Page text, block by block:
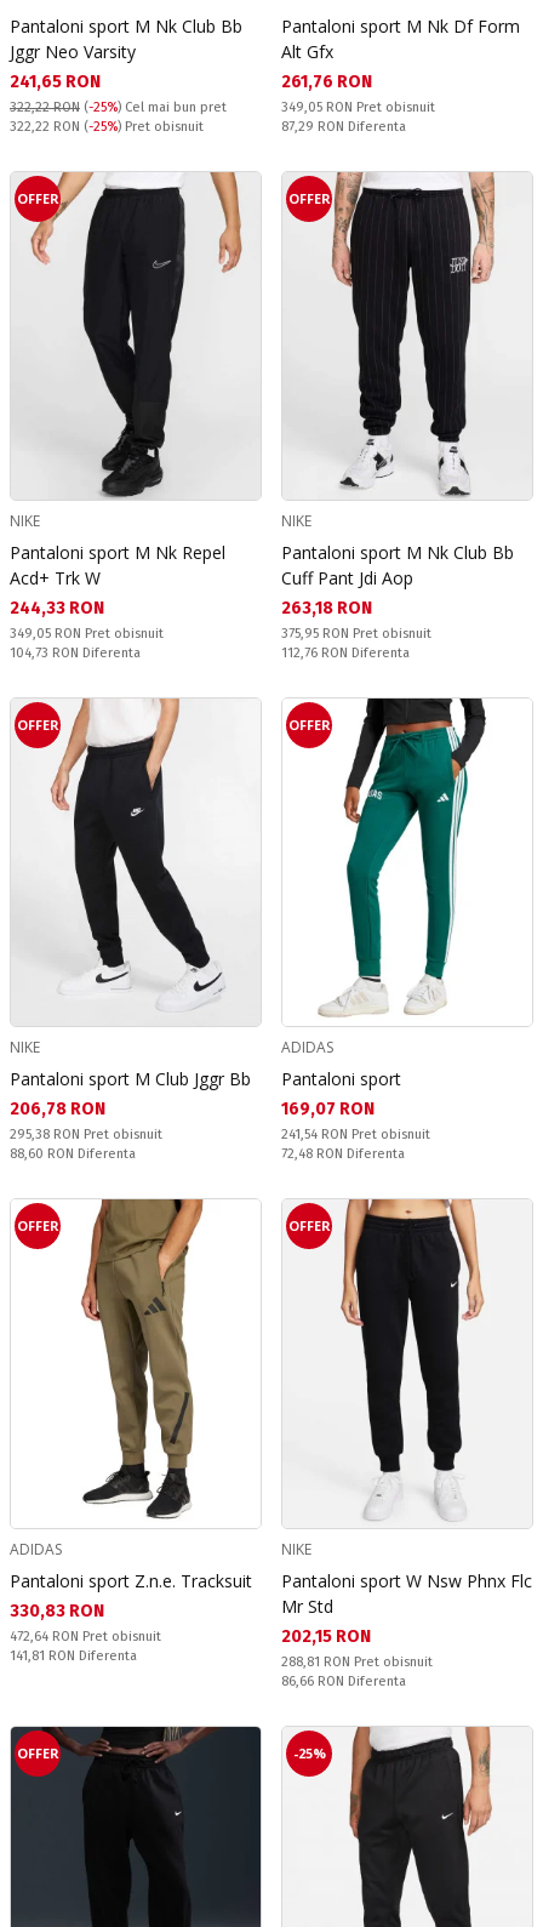
Pantaloni sport M Nk Club Bb
Jggr Neo Varsity
Текуща цена:
241,65 RON
322,22 RON (-25%) Cel mai bun pret
Pret obisnuit:
322,22 RON (-25%) Pret obisnuit
Pantaloni sport M Nk Df Form
Alt Gfx
Текуща цена:
261,76 RON
Pret obisnuit:
349,05 RON Pret obisnuit
Спестявате:
87,29 RON Diferenta
OFFER
NIKE
Pantaloni sport M Nk Repel
Acd+ Trk W
Текуща цена:
244,33 RON
Pret obisnuit:
349,05 RON Pret obisnuit
Спестявате:
104,73 RON Diferenta
OFFER
NIKE
Pantaloni sport M Nk Club Bb
Cuff Pant Jdi Aop
Текуща цена:
263,18 RON
Pret obisnuit:
375,95 RON Pret obisnuit
Спестявате:
112,76 RON Diferenta
OFFER
NIKE
Pantaloni sport M Club Jggr Bb
Текуща цена:
206,78 RON
Pret obisnuit:
295,38 RON Pret obisnuit
Спестявате:
88,60 RON Diferenta
OFFER
ADIDAS
Pantaloni sport
Текуща цена:
169,07 RON
Pret obisnuit:
241,54 RON Pret obisnuit
Спестявате:
72,48 RON Diferenta
OFFER
ADIDAS
Pantaloni sport Z.n.e. Tracksuit
Текуща цена:
330,83 RON
Pret obisnuit:
472,64 RON Pret obisnuit
Спестявате:
141,81 RON Diferenta
OFFER
NIKE
Pantaloni sport W Nsw Phnx Flc
Mr Std
Текуща цена:
202,15 RON
Pret obisnuit:
288,81 RON Pret obisnuit
Спестявате:
86,66 RON Diferenta
OFFER -25%